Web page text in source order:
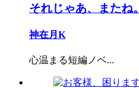
それじゃあ、またね。
神在月K
心温まる短編ノベ...